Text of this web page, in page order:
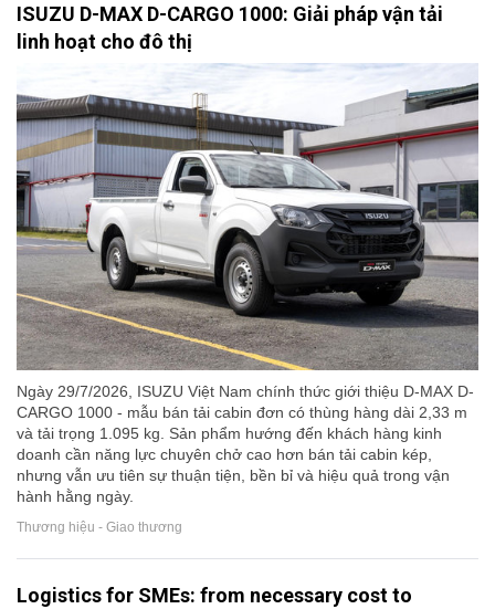
ISUZU D-MAX D-CARGO 1000: Giải pháp vận tải
linh hoạt cho đô thị
Ngày 29/7/2026, ISUZU Việt Nam chính thức giới thiệu D-MAX D-
CARGO 1000 - mẫu bán tải cabin đơn có thùng hàng dài 2,33 m
và tải trọng 1.095 kg. Sản phẩm hướng đến khách hàng kinh
doanh cần năng lực chuyên chở cao hơn bán tải cabin kép,
nhưng vẫn ưu tiên sự thuận tiện, bền bỉ và hiệu quả trong vận
hành hằng ngày.
Thương hiệu - Giao thương
Logistics for SMEs: from necessary cost to